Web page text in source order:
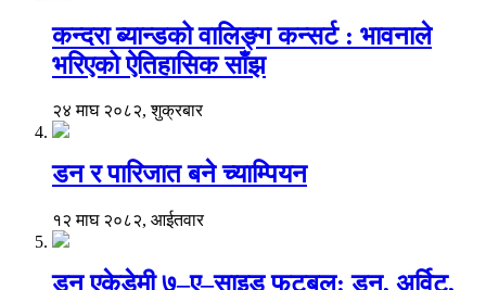
कन्दरा ब्यान्डको वालिङ्ग कन्सर्ट : भावनाले
भरिएको ऐतिहासिक साँझ
२४ माघ २०८२, शुक्रबार
डन र पारिजात बने च्याम्पियन
१२ माघ २०८२, आईतवार
डन एकेडेमी ७–ए–साइड फुटबल: डन, अर्विट,